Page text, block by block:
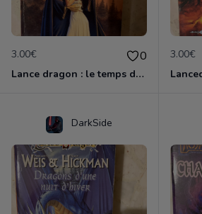
3.00€ 0
Lance dragon : le temps des jumeaux
3.00€
DarkSide